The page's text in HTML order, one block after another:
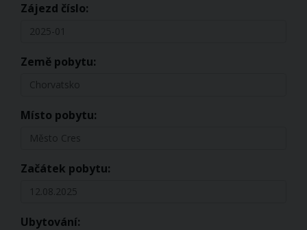
Zájezd číslo:
2025-01
Země pobytu:
Chorvatsko
Místo pobytu:
Město Cres
Začátek pobytu:
12.08.2025
Ubytování: